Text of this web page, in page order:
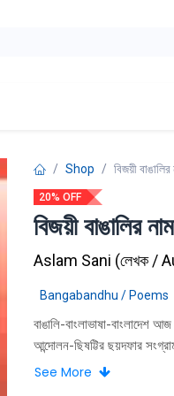
Shop বিজয়ী বাঙালির
20% OFF
বিজয়ী বাঙালির
Aslam Sani (লেখক /
Bangabandhu / Poems
বাঙালি-বাংলাভাষা-বাংলাদেশ
আন্দোলন-ছিষট্টির ছয়দফার
মহান মুক্তিযুদ্ধ। যুদ্ধজয়ী
See More